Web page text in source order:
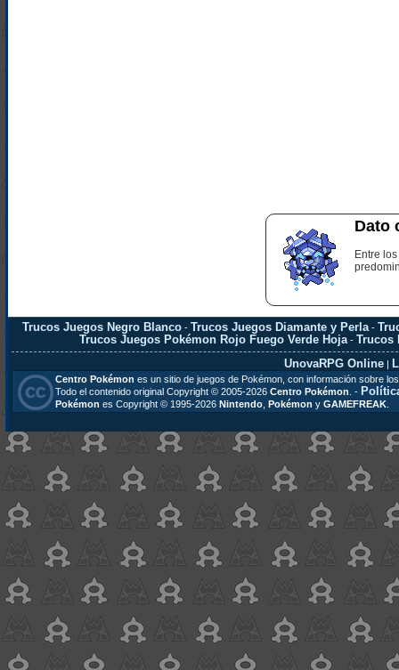
Dato
Entre
Trucos Juegos Negro Blanco -Trucos Juegos Diamante y Perla -
Trucos Juegos Pokémon Rojo Fuego Verde Hoja -Trucos
UnovaRPG Online |
Centro Pokémon es un sitio de juegos de Pokémon, con información sobre
Todo el contenido original Copyright © 2005-2026 Centro Pokémon . -
Pokémon es Copyright © 1995-2026 Nintendo, Pokémon y GAMEFREAK.